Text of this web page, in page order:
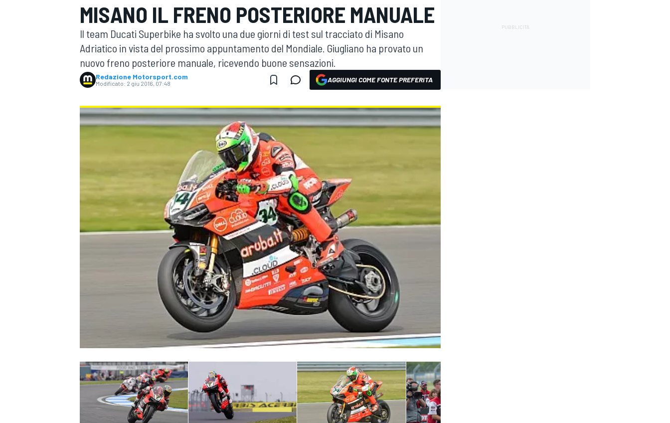
MOTOGP WEC
WRC
MISANO IL FRENO POSTERIORE MANUALE
Il team Ducati Superbike ha svolto una due giorni di test sul tracciato di Misano
Adriatico in vista del prossimo appuntamento del Mondiale. Giugliano ha provato un
nuovo freno posteriore manuale, ricevendo buone sensazioni.
Redazione Motorsport.com
Modificato: 2 giu 2016, 07:48 AGGIUNGI COME FONTE PREFERITA